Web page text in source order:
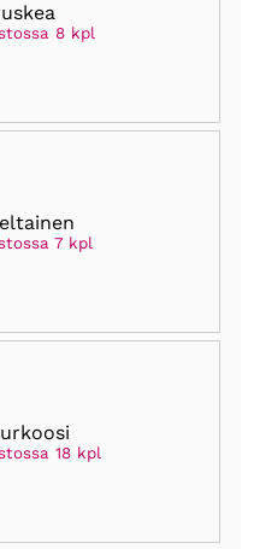
8 kpl
7 kpl
18 kpl